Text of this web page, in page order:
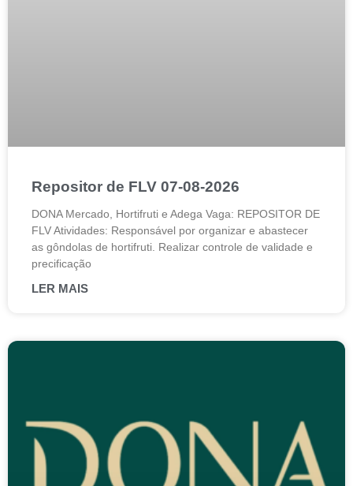
Repositor de FLV 07-08-2026
DONA Mercado, Hortifruti e Adega Vaga: REPOSITOR DE
FLV Atividades: Responsável por organizar e abastecer
as gôndolas de hortifruti. Realizar controle de validade e
precificação
LER MAIS